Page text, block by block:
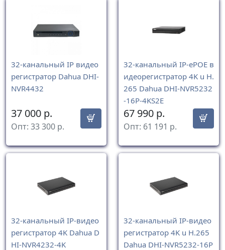
32-канальный IP видео
регистратор Dahua DHI-
NVR4432
37 000 р.
Опт: 33 300 р.
32-канальный IP-ePOE в
идеорегистратор 4K u H.
265 Dahua DHI-NVR5232
-16P-4KS2E
67 990 р.
Опт: 61 191 р.
32-канальный IP-видео
регистратор 4K Dahua D
HI-NVR4232-4K
32-канальный IP-видео
регистратор 4K u H.265
Dahua DHI-NVR5232-16P